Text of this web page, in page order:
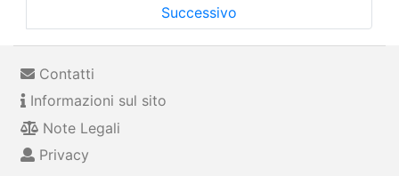
Successivo
Contatti
Informazioni sul sito
Note Legali
Privacy